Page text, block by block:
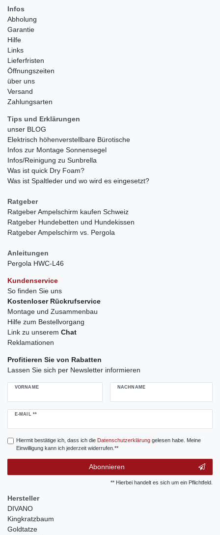
Infos
Abholung
Garantie
Hilfe
Links
Lieferfristen
Öffnungszeiten
über uns
Versand
Zahlungsarten
Tips und Erklärungen
unser BLOG
Elektrisch höhenverstellbare Bürotische
Infos zur Montage Sonnensegel
Infos/Reinigung zu Sunbrella
Was ist quick Dry Foam?
Was ist Spaltleder und wo wird es eingesetzt?
Ratgeber
Ratgeber Ampelschirm kaufen Schweiz
Ratgeber Hundebetten und Hundekissen
Ratgeber Ampelschirm vs. Pergola
Anleitungen
Pergola HWC-L46
Kundenservice
So finden Sie uns
Kostenloser Rückrufservice
Montage und Zusammenbau
Hilfe zum Bestellvorgang
Link zu unserem Chat
Reklamationen
Profitieren Sie von Rabatten
Lassen Sie sich per Newsletter informieren
VORNAME NACHNAME
E-MAIL **
Newsletter
Hiermit bestätige ich, dass ich die Daten­schutz­erklärunggelesen habe. Meine
Einwilligung kann ich jederzeit widerrufen.**
Abonnieren
** Hierbei handelt es sich um ein Pflichtfeld.
Hersteller
DIVANO
Kingkratzbaum
Goldtatze